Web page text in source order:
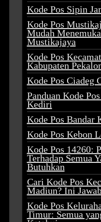
Kode Pos Sipin
Kode Pos
Mudah
Mustikajaya
Kode Pos
Kabupaten
Kode Pos Ciadeg
Panduan Kode
Kediri
Kode Pos Bandar
Kode Pos Kebon
Kode Pos 14260:
Terhadap Semua
Butuhkan
Cari Kode Pos
Madiun? Ini
Kode Pos
Timur: Semua